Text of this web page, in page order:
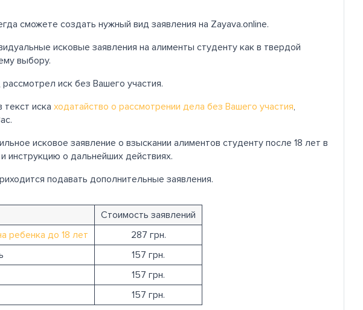
сможете создать нужный вид заявления на Zayava.online.
исковые заявления на алименты студенту как в твердой
выбору.
иск без Вашего участия.
текст иска ходатайство о рассмотрении дела без Вашего участия,
исковое заявление о взыскании алиментов студенту после 18 лет в
инструкцию о дальнейших действиях.
подавать дополнительные заявления.
Стоимость заявлений
ребенка до 18 лет
287 грн.
157 грн.
157 грн.
157 грн.